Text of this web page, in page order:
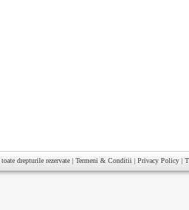
toate drepturile rezervate | Termeni & Conditii | Privacy Policy |